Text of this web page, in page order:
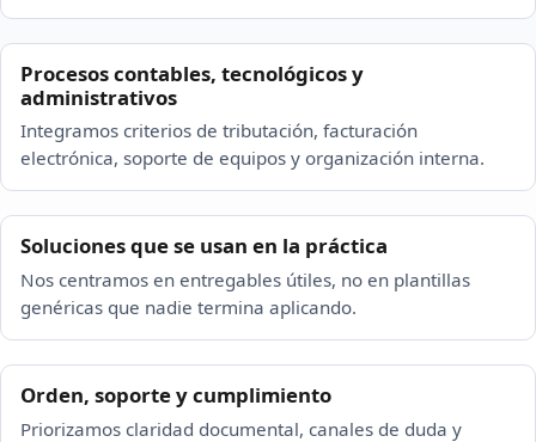
Procesos contables, tecnológicos y
administrativos
Integramos criterios de tributación, facturación
electrónica, soporte de equipos y organización interna.
Soluciones que se usan en la práctica
Nos centramos en entregables útiles, no en plantillas
genéricas que nadie termina aplicando.
Orden, soporte y cumplimiento
Priorizamos claridad documental, canales de duda y